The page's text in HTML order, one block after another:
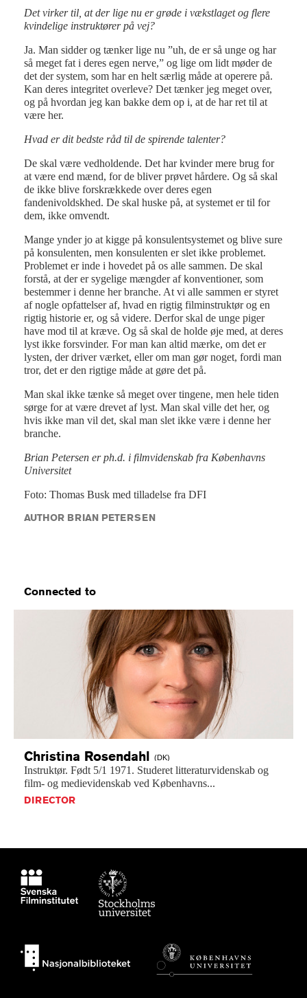
Det virker til, at der lige nu er grøde i vækstlaget og flere
kvindelige instruktører på vej?
Ja. Man sidder og tænker lige nu ”uh, de er så unge og har
så meget fat i deres egen nerve,” og lige om lidt møder de
det der system, som har en helt særlig måde at operere på.
Kan deres integritet overleve? Det tænker jeg meget over,
og på hvordan jeg kan bakke dem op i, at de har ret til at
være her.
Hvad er dit bedste råd til de spirende talenter?
De skal være vedholdende. Det har kvinder mere brug for
at være end mænd, for de bliver prøvet hårdere. Og så skal
de ikke blive forskrækkede over deres egen
fandenivoldskhed. De skal huske på, at systemet er til for
dem, ikke omvendt.
Mange ynder jo at kigge på konsulentsystemet og blive sure
på konsulenten, men konsulenten er slet ikke problemet.
Problemet er inde i hovedet på os alle sammen. De skal
forstå, at der er sygelige mængder af konventioner, som
bestemmer i denne her branche. At vi alle sammen er styret
af nogle opfattelser af, hvad en rigtig filminstruktør og en
rigtig historie er, og så videre. Derfor skal de unge piger
have mod til at kræve. Og så skal de holde øje med, at deres
lyst ikke forsvinder. For man kan altid mærke, om det er
lysten, der driver værket, eller om man gør noget, fordi man
tror, det er den rigtige måde at gøre det på.
Man skal ikke tænke så meget over tingene, men hele tiden
sørge for at være drevet af lyst. Man skal ville det her, og
hvis ikke man vil det, skal man slet ikke være i denne her
branche.
Brian Petersen er ph.d. i filmvidenskab fra Københavns
Universitet
Foto: Thomas Busk med tilladelse fra DFI
AUTHOR BRIAN PETERSEN
Connected to
Christina Rosendahl (DK)
Instruktør. Født 5/1 1971. Studeret litteraturvidenskab og
film- og medievidenskab ved Københavns...
DIRECTOR